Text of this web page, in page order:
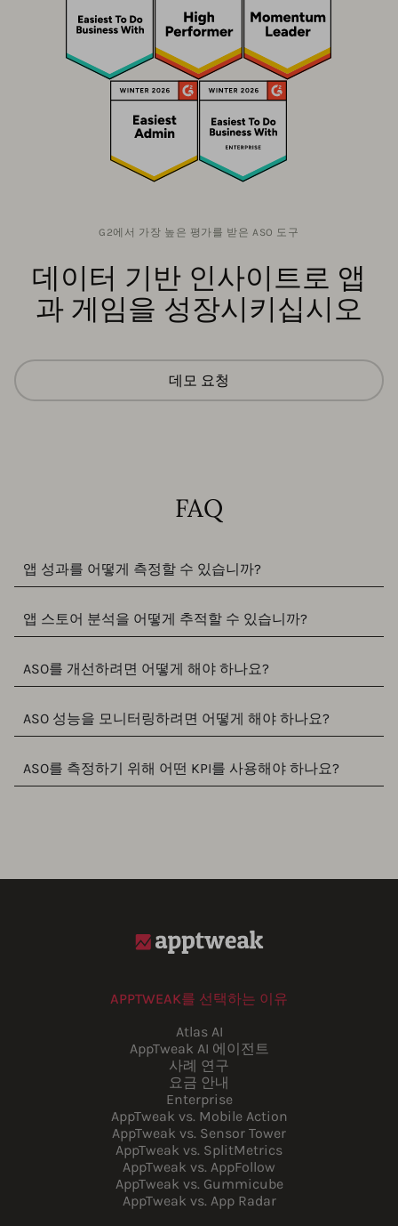
G2에서 가장 높은 평가를 받은 ASO 도구
데이터 기반 인사이트로 앱
과 게임을 성장시키십시오
데모 요청
FAQ
앱 성과를 어떻게 측정할 수 있습니까?
앱 스토어 분석을 어떻게 추적할 수 있습니까?
ASO를 개선하려면 어떻게 해야 하나요?
ASO 성능을 모니터링하려면 어떻게 해야 하나요?
ASO를 측정하기 위해 어떤 KPI를 사용해야 하나요?
APPTWEAK를 선택하는 이유
Atlas AI
AppTweak AI 에이전트
사례 연구
요금 안내
Enterprise
AppTweak vs. Mobile Action
AppTweak vs. Sensor Tower
AppTweak vs. SplitMetrics
AppTweak vs. AppFollow
AppTweak vs. Gummicube
AppTweak vs. App Radar